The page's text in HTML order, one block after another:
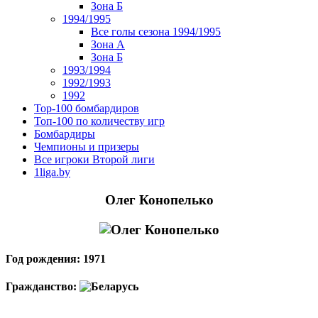
Зона Б
1994/1995
Все голы сезона 1994/1995
Зона А
Зона Б
1993/1994
1992/1993
1992
Top-100 бомбардиров
Топ-100 по количеству игр
Бомбардиры
Чемпионы и призеры
Все игроки Второй лиги
1liga.by
Олег Конопелько
Год рождения: 1971
Гражданство: